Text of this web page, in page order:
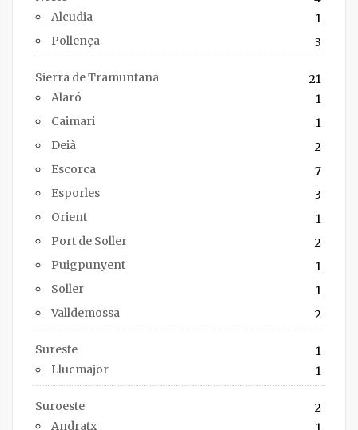
Alcudia
1
Pollença
3
Sierra de Tramuntana
21
Alaró
1
Caimari
1
Deià
2
Escorca
7
Esporles
3
Orient
1
Port de Soller
2
Puigpunyent
1
Soller
1
Valldemossa
2
Sureste
1
Llucmajor
1
Suroeste
2
Andratx